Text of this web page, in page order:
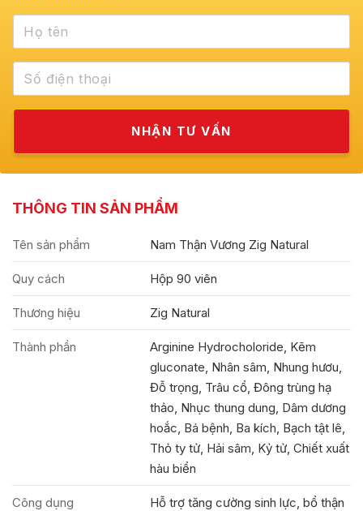
THÔNG TIN SẢN PHẨM
Tên sản phẩm Nam Thận Vương Zig Natural
Quy cách Hộp 90 viên
Thương hiệu Zig Natural
Thành phần
Arginine Hydrocholoride, Kẽm
gluconate, Nhân sâm, Nhung hươu,
Đỗ trọng, Trâu cổ, Đông trùng hạ
thảo, Nhục thung dung, Dâm dương
hoắc, Bá bệnh, Ba kích, Bạch tật lê,
Thỏ ty tử, Hải sâm, Kỷ tử, Chiết xuất
hàu biển
Công dụng
Hỗ trợ tăng cường sinh lực, bổ thận